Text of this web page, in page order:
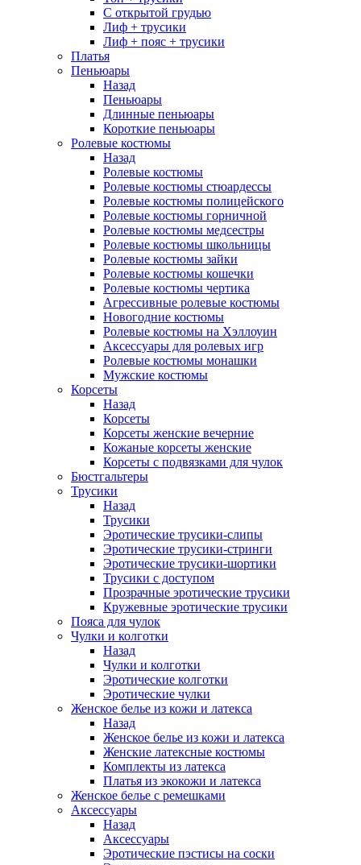
С открытой грудью
Лиф + трусики
Лиф + пояс + трусики
Платья
Пеньюары
Назад
Пеньюары
Длинные пеньюары
Короткие пеньюары
Ролевые костюмы
Назад
Ролевые костюмы
Ролевые костюмы стюардессы
Ролевые костюмы полицейского
Ролевые костюмы горничной
Ролевые костюмы медсестры
Ролевые костюмы школьницы
Ролевые костюмы зайки
Ролевые костюмы кошечки
Ролевые костюмы чертика
Агрессивные ролевые костюмы
Новогодние костюмы
Ролевые костюмы на Хэллоуин
Аксессуары для ролевых игр
Ролевые костюмы монашки
Мужские костюмы
Корсеты
Назад
Корсеты
Корсеты женские вечерние
Кожаные корсеты женские
Корсеты с подвязками для чулок
Бюстгальтеры
Трусики
Назад
Трусики
Эротические трусики-слипы
Эротические трусики-стринги
Эротические трусики-шортики
Трусики с доступом
Прозрачные эротические трусики
Кружевные эротические трусики
Пояса для чулок
Чулки и колготки
Назад
Чулки и колготки
Эротические колготки
Эротические чулки
Женское белье из кожи и латекса
Назад
Женское белье из кожи и латекса
Женские латексные костюмы
Комплекты из латекса
Платья из экокожи и латекса
Женское белье с ремешками
Аксессуары
Назад
Аксессуары
Эротические пэстисы на соски